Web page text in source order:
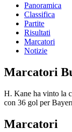
Panoramica
Classifica
Partite
Risultati
Marcatori
Notizie
Marcatori
H. Kane ha vinto la
con 36 gol per
Marcatori